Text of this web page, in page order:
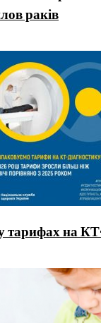
раків
тарифах на